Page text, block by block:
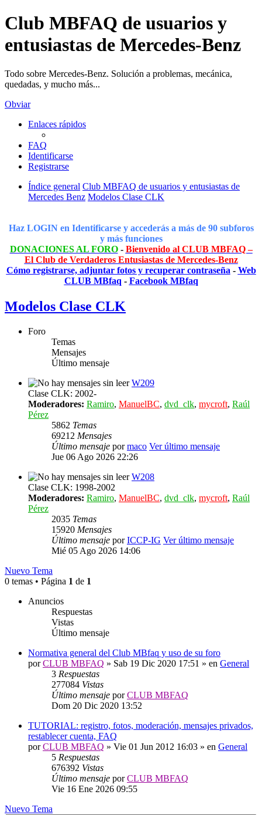
Club MBFAQ de usuarios y
entusiastas de Mercedes-Benz
Todo sobre Mercedes-Benz. Solución a problemas, mecánica,
quedadas, y mucho más...
Obviar
Enlaces rápidos
FAQ
Identificarse
Registrarse
Índice general Club MBFAQ de usuarios y entusiastas de
Mercedes Benz Modelos Clase CLK
Haz LOGIN en Identificarse y accederás a más de 90 subforos
y más funciones
DONACIONES AL FORO- Bienvenido al CLUB MBFAQ –
El Club de Verdaderos Entusiastas de Mercedes-Benz
Cómo registrarse, adjuntar fotos y recuperar contraseña - Web
CLUB MBfaq - Facebook MBfaq
Modelos Clase CLK
Foro
Temas
Mensajes
Último mensaje
W209
Clase CLK: 2002-
Moderadores: Ramiro, ManuelBC, dvd_clk, mycroft, Raúl
Pérez
5862 Temas
69212 Mensajes
Último mensaje pormaco Ver último mensaje
Jue 06 Ago 2026 22:26
W208
Clase CLK: 1998-2002
Moderadores: Ramiro, ManuelBC, dvd_clk, mycroft, Raúl
Pérez
2035 Temas
15920 Mensajes
Último mensaje porICCP-IG Ver último mensaje
Mié 05 Ago 2026 14:06
Nuevo Tema
0 temas • Página 1 de 1
Anuncios
Respuestas
Vistas
Último mensaje
Normativa general del Club MBfaq y uso de su foro
porCLUB MBFAQ » Sab 19 Dic 2020 17:51 » en General
3 Respuestas
277084 Vistas
Último mensaje porCLUB MBFAQ
Dom 20 Dic 2020 13:52
TUTORIAL: registro, fotos, moderación, mensajes privados,
restablecer cuenta, FAQ
porCLUB MBFAQ » Vie 01 Jun 2012 16:03 » en General
5 Respuestas
676392 Vistas
Último mensaje porCLUB MBFAQ
Vie 16 Ene 2026 09:55
Nuevo Tema